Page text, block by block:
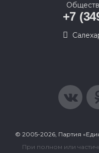
+7
© 2005-2026, Партия
При полном или